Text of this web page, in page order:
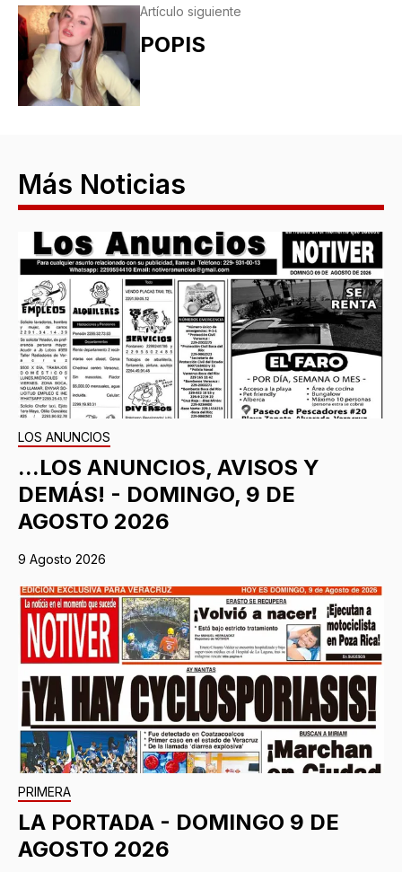
Artículo siguiente
POPIS
Más Noticias
LOS ANUNCIOS
...LOS ANUNCIOS, AVISOS Y
DEMÁS! - DOMINGO, 9 DE
AGOSTO 2026
9 Agosto 2026
PRIMERA
LA PORTADA - DOMINGO 9 DE
AGOSTO 2026